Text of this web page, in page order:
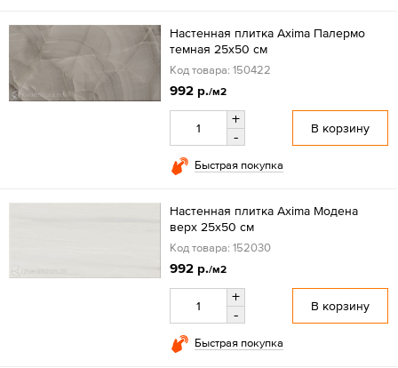
Настенная плитка Axima Палермо
темная 25x50 см
Код товара: 150422
992 р./м2
+
-
В корзину
Быстрая покупка
Настенная плитка Axima Модена
верх 25x50 см
Код товара: 152030
992 р./м2
+
-
В корзину
Быстрая покупка